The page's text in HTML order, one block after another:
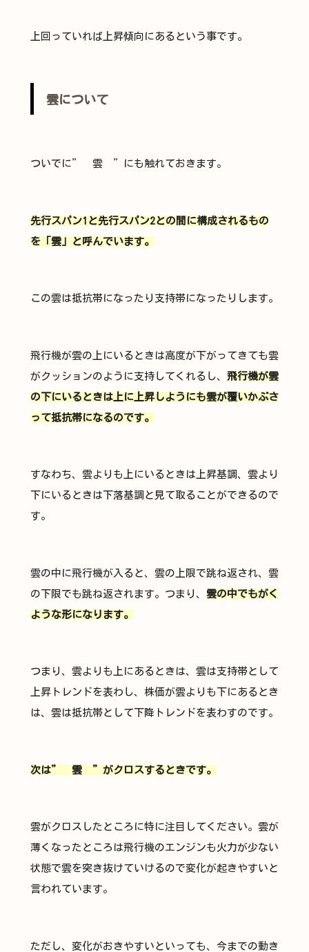
上回っていれば上昇傾向にあるという事です。
雲について
ついでに” 雲 ”にも触れておきます。
先行スパン1と先行スパン2との間に構成されるもの
を「雲」と呼んでいます。
この雲は抵抗帯になったり支持帯になったりします。
飛行機が雲の上にいるときは高度が下がってきても雲
がクッションのように支持してくれるし、 飛行機が雲
の下にいるときは上に上昇しようにも雲が覆いかぶさ
って抵抗帯になるのです。
すなわち、雲よりも上にいるときは上昇基調、雲より
下にいるときは下落基調と見て取ることができるので
す。
雲の中に飛行機が入ると、雲の上限で跳ね返され、雲
の下限でも跳ね返されます。つまり、 雲の中でもがく
ような形になります。
つまり、雲よりも上にあるときは、雲は支持帯として
上昇トレンドを表わし、株価が雲よりも下にあるとき
は、雲は抵抗帯として下降トレンドを表わすのです。
次は” 雲 ”がクロスするときです。
雲がクロスしたところに特に注目してください。雲が
薄くなったところは飛行機のエンジンも火力が少ない
状態で雲を突き抜けていけるので変化が起きやすいと
言われています。
ただし、変化がおきやすいといっても、今までの動き